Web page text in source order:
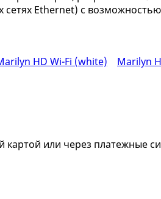
Ethernet) с
картой или через платежные